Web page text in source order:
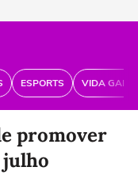
ESPORTS VIDA
promover
julho